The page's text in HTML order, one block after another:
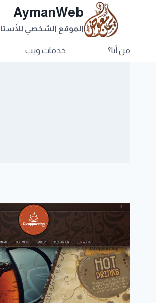
AymanWeb
الموقع الشخصي
من أنا؟ خدمات ويب